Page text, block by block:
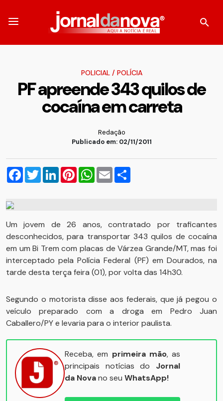
POLICIAL/ POLÍCIA
PF apreende 343 quilos de
cocaína em carreta
Redação
Publicado em: 02/11/2011
Facebook
TwitterLinkedInPinterestWhatsApp
Email
Um jovem de 26 anos, contratado por traficantes
desconhecidos, para transportar 343 quilos de cocaína
em um Bi Trem com placas de Várzea Grande/MT, mas foi
interceptado pela Polícia Federal (PF) em Dourados, na
tarde desta terça feira (01), por volta das 14h30.
Segundo o motorista disse aos federais, que já pegou o
veículo preparado com a droga em Pedro Juan
Caballero/PY e levaria para o interior paulista.
Receba, em primeira mão, as
principais notícias do Jornal
da Novano seu WhatsApp!